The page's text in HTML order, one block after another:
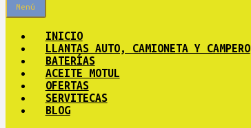
Menú
INICIO
LLANTAS AUTO, CAMIONETA Y CAMPERO
BATERÍAS
ACEITE MOTUL
OFERTAS
SERVITECAS
BLOG